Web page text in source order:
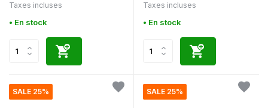
Taxes incluses
• En stock
Taxes incluses
• En stock
SALE 25% SALE 25%